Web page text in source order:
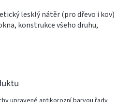
lesklý nátěr (pro dřevo i kov)
konstrukce všeho druhu,